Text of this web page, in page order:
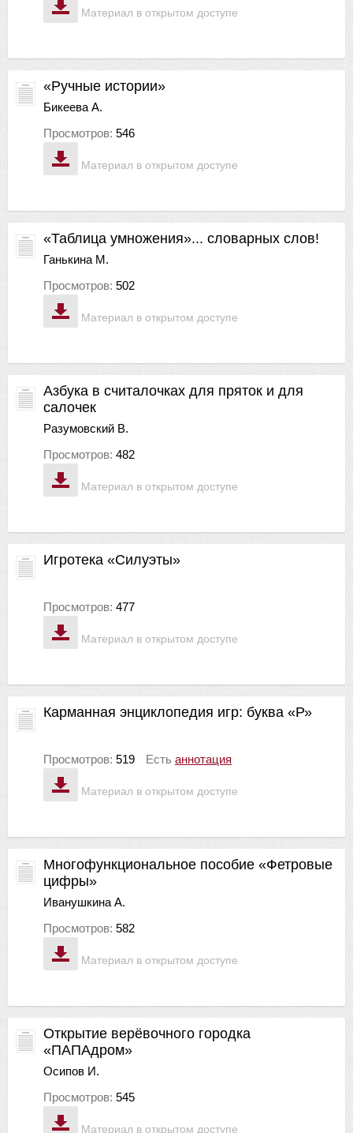
Материал в открытом доступе
Материал в открытом доступе
«Ручные истории»
Бикеева А.
Просмотров: 546
Материал в открытом доступе
«Таблица умножения»... словарных слов!
Ганькина М.
Просмотров: 502
Материал в открытом доступе
Азбука в считалочках для пряток и для
салочек
Разумовский В.
Просмотров: 482
Материал в открытом доступе
Игротека «Силуэты»
Просмотров: 477
Материал в открытом доступе
Карманная энциклопедия игр: буква «Р»
Просмотров: 519 Есть аннотация
Материал в открытом доступе
Многофункциональное пособие «Фетровые
цифры»
Иванушкина А.
Просмотров: 582
Материал в открытом доступе
Открытие верёвочного городка
«ПАПАдром»
Осипов И.
Просмотров: 545